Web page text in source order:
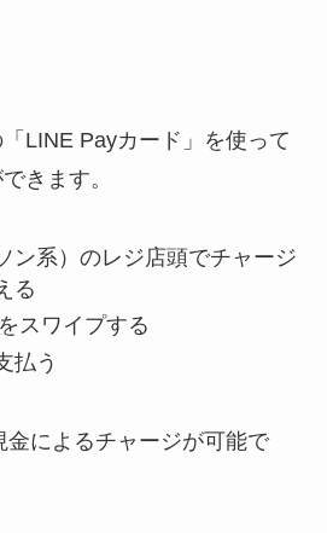
LINE Payカード」を使って
きます。
ン系）のレジ店頭でチャージ
る
スワイプする
払う
金によるチャージが可能で